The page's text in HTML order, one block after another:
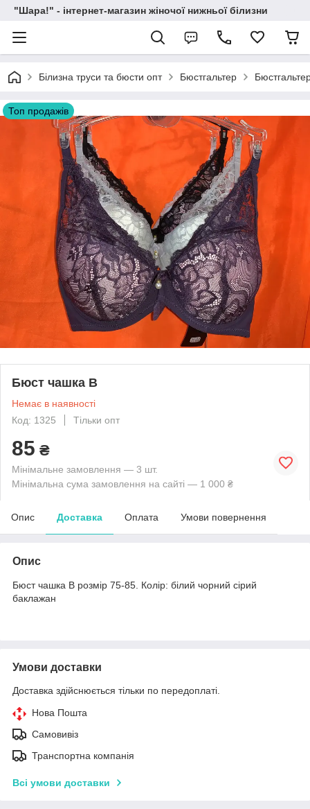
"Шара!" - інтернет-магазин жіночої нижньої білизни
Білизна труси та бюсти опт Бюстгальтер
Топ продажів
Бюст чашка В
Немає в наявності
Код: 1325
Тільки опт
85 ₴
Мінімальне замовлення — 3 шт.
Мінімальна сума замовлення на сайті — 1 000 ₴
Опис Доставка Оплата Умови повернення
Опис
Бюст чашка В розмір 75-85. Колір: білий чорний сірий
баклажан
Умови доставки
Доставка здійснюється тільки по передоплаті.
Нова Пошта
Самовивіз
Транспортна компанія
Всі умови доставки